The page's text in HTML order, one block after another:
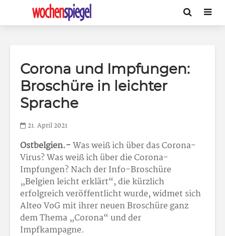
Corona und Impfungen:
Broschüre in leichter
Sprache
21. April 2021
Ostbelgien.-Was weiß ich über das Corona-
Virus? Was weiß ich über die Corona-
Impfungen? Nach der Info-Broschüre
„Belgien leicht erklärt“, die kürzlich
erfolgreich veröffentlicht wurde, widmet sich
Alteo VoG mit ihrer neuen Broschüre ganz
dem Thema „Corona“ und der
Impfkampagne.